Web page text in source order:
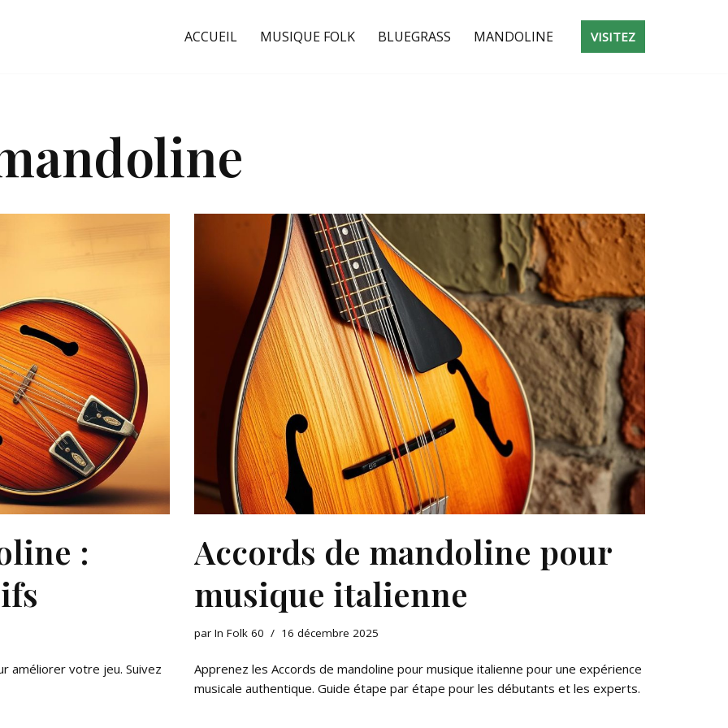
ACCUEIL MUSIQUE FOLK BLUEGRASS MANDOLINE VISITEZ
:
améliorer votre jeu. Suivez
Accords de mandoline pour
musique italienne
par In Folk 60 16 décembre 2025
Apprenez les Accords de mandoline pour musique italienne pour une expérience
musicale authentique. Guide étape par étape pour les débutants et les experts.